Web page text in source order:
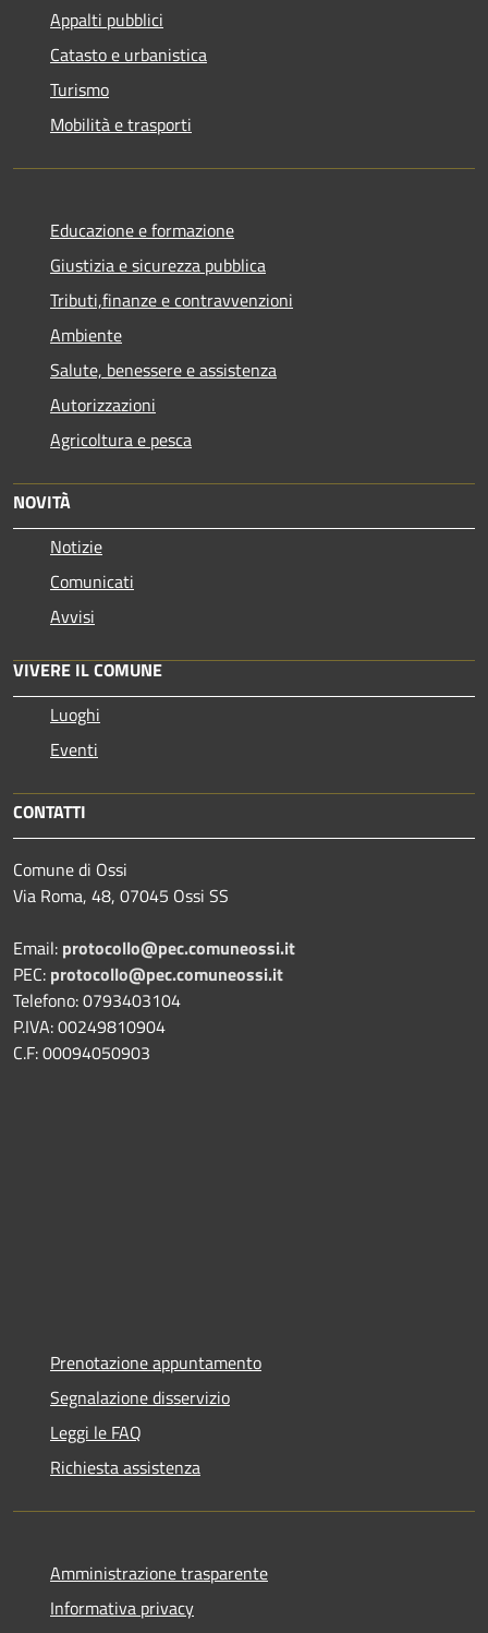
Appalti pubblici
Catasto e urbanistica
Turismo
Mobilità e trasporti
Educazione e formazione
Giustizia e sicurezza pubblica
Tributi,finanze e contravvenzioni
Ambiente
Salute, benessere e assistenza
Autorizzazioni
Agricoltura e pesca
NOVITÀ
Notizie
Comunicati
Avvisi
VIVERE IL COMUNE
Luoghi
Eventi
CONTATTI
Comune di Ossi
Via Roma, 48, 07045 Ossi SS
Email: protocollo@pec.comuneossi.it
PEC: protocollo@pec.comuneossi.it
Telefono: 0793403104
P.IVA: 00249810904
C.F: 00094050903
Prenotazione appuntamento
Segnalazione disservizio
Leggi le FAQ
Richiesta assistenza
Amministrazione trasparente
Informativa privacy